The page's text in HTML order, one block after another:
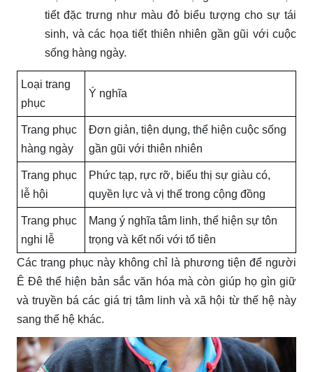
tiết đặc trưng như màu đỏ biểu tượng cho sự tái
sinh, và các họa tiết thiên nhiên gần gũi với cuộc
sống hàng ngày.
Loại trang
phục
Ý nghĩa
Trang phục
hàng ngày
Đơn giản, tiện dụng, thể hiện cuộc sống
gần gũi với thiên nhiên
Trang phục
lễ hội
Phức tạp, rực rỡ, biểu thị sự giàu có,
quyền lực và vị thế trong cộng đồng
Trang phục
nghi lễ
Mang ý nghĩa tâm linh, thể hiện sự tôn
trọng và kết nối với tổ tiên
Các trang phục này không chỉ là phương tiện để người
Ê Đê thể hiện bản sắc văn hóa mà còn giúp họ gìn giữ
và truyền bá các giá trị tâm linh và xã hội từ thế hệ này
sang thế hệ khác.